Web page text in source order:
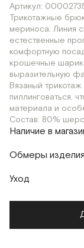
Артикул:
Трикотажные
мериноса. Линия
естественные
комфортную
крошечные
выразительную
Вязаный трикотаж
пиллинговаться,
материала и
Состав: 80%
Наличие в
Шоурум
г. Москва, Малая
Обмеры изделия
Мерки, см
Уход